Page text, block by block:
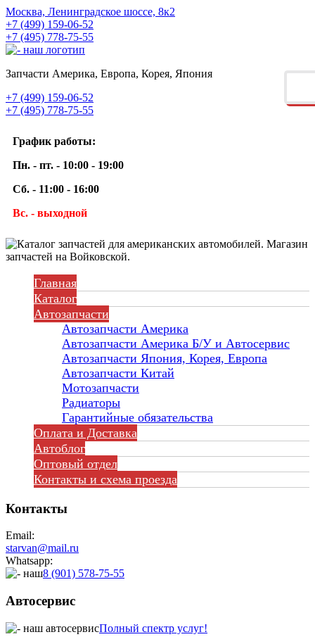
Москва, Ленинградское шоссе, 8к2
+7 (499) 159-06-52
+7 (495) 778-75-55
Запчасти Америка, Европа, Корея, Япония
+7 (499) 159-06-52
+7 (495) 778-75-55
График работы:
Пн. - пт. - 10:00 - 19:00
Сб. - 11:00 - 16:00
Вс. - выходной
Главная
Каталог
Автозапчасти
Автозапчасти Америка
Автозапчасти Америка Б/У и Автосервис
Автозапчасти Япония, Корея, Европа
Автозапчасти Китай
Мотозапчасти
Радиаторы
Гарантийные обязательства
Оплата и Доставка
Автоблог
Оптовый отдел
Контакты и схема проезда
Контакты
Email:
starvan@mail.ru
Whatsapp:
8 (901) 578-75-55
Автосервис
Полный спектр услуг!